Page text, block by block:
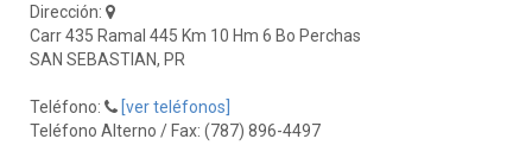
Dirección:
Carr 435 Ramal 445 Km 10 Hm 6 Bo Perchas
SAN SEBASTIAN, PR
Teléfono:
[ver teléfonos]
Teléfono Alterno / Fax: (787) 896-4497